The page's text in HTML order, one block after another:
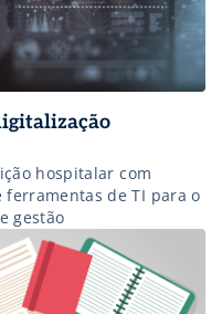
hospitalar com
ferramentas de TI para o
gestão